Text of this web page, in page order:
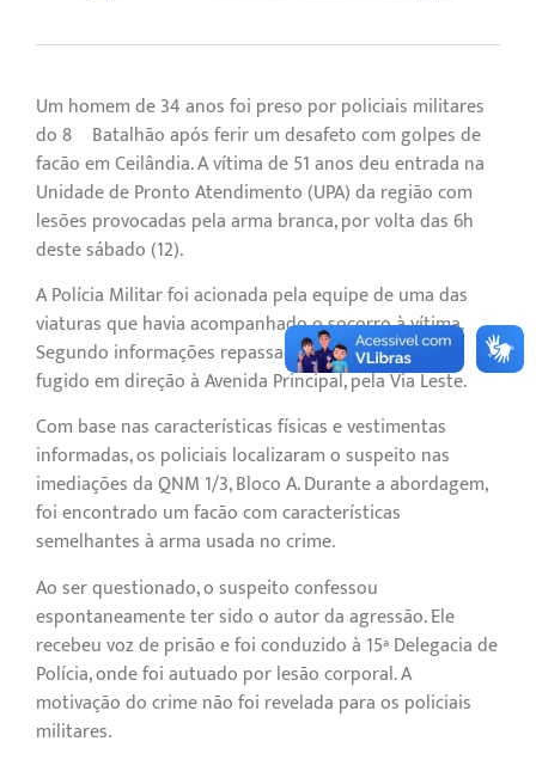
Um homem de 34 anos foi preso por policiais militares
do 8º Batalhão após ferir um desafeto com golpes de
facão em Ceilândia. A vítima de 51 anos deu entrada na
Unidade de Pronto Atendimento (UPA) da região com
lesões provocadas pela arma branca, por volta das 6h
deste sábado (12).
A Polícia Militar foi acionada pela equipe de uma das
viaturas que havia acompanhado o socorro à vítima.
Segundo informações repassadas, o agressor havia
fugido em direção à Avenida Principal, pela Via Leste.
Com base nas características físicas e vestimentas
informadas, os policiais localizaram o suspeito nas
imediações da QNM 1/3, Bloco A. Durante a abordagem,
foi encontrado um facão com características
semelhantes à arma usada no crime.
Ao ser questionado, o suspeito confessou
espontaneamente ter sido o autor da agressão. Ele
recebeu voz de prisão e foi conduzido à 15ª Delegacia de
Polícia, onde foi autuado por lesão corporal. A
motivação do crime não foi revelada para os policiais
militares.